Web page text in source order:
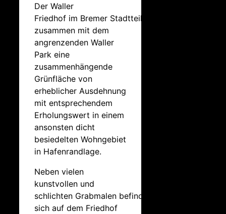
Der Waller
Friedhof im Bremer Stadtteil Walle bildet
zusammen mit dem
angrenzenden Waller
Park eine
zusammenhängende
Grünfläche von
erheblicher Ausdehnung
mit entsprechendem
Erholungswert in einem
ansonsten dicht
besiedelten Wohngebiet
in Hafenrandlage.
Neben vielen
kunstvollen und
schlichten Grabmalen befinden
sich auf dem Friedhof